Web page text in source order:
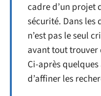
cadre d’un projet
sécurité. Dans les
n’est pas le seul
avant tout trouver
Ci-après
d’affiner les